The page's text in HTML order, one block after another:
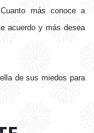
más conoce a
acuerdo y más desea
de sus miedos para